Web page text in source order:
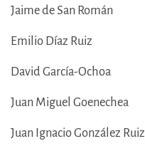
Jaime de San Román
Emilio Díaz Ruiz
David García-Ochoa
Juan Miguel Goenechea
Juan Ignacio González Ruiz